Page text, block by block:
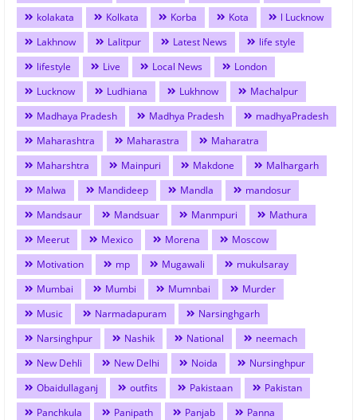
kolakata
Kolkata Korba Kota
l Lucknow
Lakhnow
Lalitpur Latest News
life style
lifestyle
Live Local News
London
Lucknow
Ludhiana Lukhnow
Machalpur
Madhaya Pradesh
Madhya Pradesh
madhyaPradesh
Maharashtra
Maharastra
Maharatra
Maharshtra
Mainpuri Makdone
Malhargarh
Malwa
Mandideep Mandla
mandosur
Mandsaur
Mandsuar Manmpuri
Mathura
Meerut
Mexico Morena
Moscow
Motivation
mp Mugawali
mukulsaray
Mumbai
Mumbi Mumnbai
Murder
Music
Narmadapuram
Narsinghgarh
Narsinghpur
Nashik National
neemach
New Dehli
New Delhi Noida
Nursinghpur
Obaidullaganj
outfits Pakistaan
Pakistan
Panchkula
Panipath Panjab
Panna